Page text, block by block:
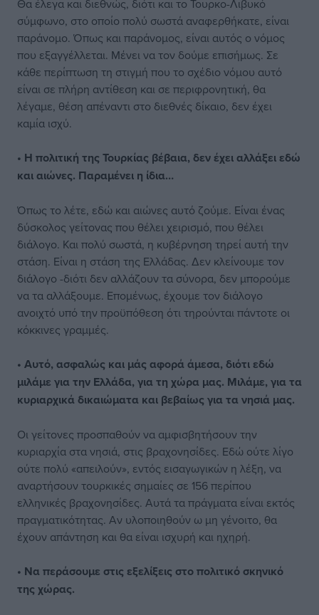
Θα έλεγα και διεθνώς, διότι και το Τουρκο-Λιβυκό
σύμφωνο, στο οποίο πολύ σωστά αναφερθήκατε, είναι
παράνομο. Όπως και παράνομος, είναι αυτός ο νόμος
που εξαγγέλλεται. Μένει να τον δούμε επισήμως. Σε
κάθε περίπτωση τη στιγμή που το σχέδιο νόμου αυτό
είναι σε πλήρη αντίθεση και σε περιφρονητική, θα
λέγαμε, θέση απέναντι στο διεθνές δίκαιο, δεν έχει
καμία ισχύ.
• Η πολιτική της Τουρκίας βέβαια, δεν έχει αλλάξει εδώ
και αιώνες. Παραμένει η ίδια…
Όπως το λέτε, εδώ και αιώνες αυτό ζούμε. Είναι ένας
δύσκολος γείτονας που θέλει χειρισμό, που θέλει
διάλογο. Και πολύ σωστά, η κυβέρνηση τηρεί αυτή την
στάση. Είναι η στάση της Ελλάδας. Δεν κλείνουμε τον
διάλογο -διότι δεν αλλάζουν τα σύνορα, δεν μπορούμε
να τα αλλάξουμε. Επομένως, έχουμε τον διάλογο
ανοιχτό υπό την προϋπόθεση ότι τηρούνται πάντοτε οι
κόκκινες γραμμές.
• Αυτό, ασφαλώς και μάς αφορά άμεσα, διότι εδώ
μιλάμε για την Ελλάδα, για τη χώρα μας. Μιλάμε, για τα
κυριαρχικά δικαιώματα και βεβαίως για τα νησιά μας.
Οι γείτονες προσπαθούν να αμφισβητήσουν την
κυριαρχία στα νησιά, στις βραχονησίδες. Εδώ ούτε λίγο
ούτε πολύ «απειλούν», εντός εισαγωγικών η λέξη, να
αναρτήσουν τουρκικές σημαίες σε 156 περίπου
ελληνικές βραχονησίδες. Αυτά τα πράγματα είναι εκτός
πραγματικότητας. Αν υλοποιηθούν ω μη γένοιτο, θα
έχουν απάντηση και θα είναι ισχυρή και ηχηρή.
• Να περάσουμε στις εξελίξεις στο πολιτικό σκηνικό
της χώρας.